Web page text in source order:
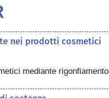
nei prodotti cosmetici
mediante rigonfiamento